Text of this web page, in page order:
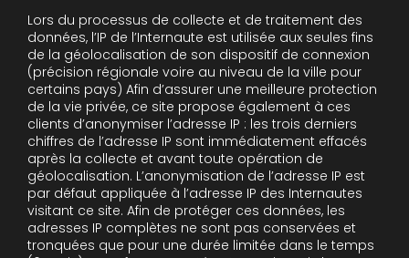
Lors du processus de collecte et de traitement des
données, l’IP de l’Internaute est utilisée aux seules fins
de la géolocalisation de son dispositif de connexion
(précision régionale voire au niveau de la ville pour
certains pays) Afin d’assurer une meilleure protection
de la vie privée, ce site propose également à ces
clients d’anonymiser l’adresse IP : les trois derniers
chiffres de l’adresse IP sont immédiatement effacés
après la collecte et avant toute opération de
géolocalisation. L’anonymisation de l’adresse IP est
par défaut appliquée à l’adresse IP des Internautes
visitant ce site. Afin de protéger ces données, les
adresses IP complètes ne sont pas conservées et
tronquées que pour une durée limitée dans le temps